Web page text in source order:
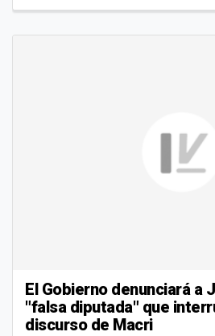
El Gobierno denunciará a
"falsa diputada" que
discurso de Macri